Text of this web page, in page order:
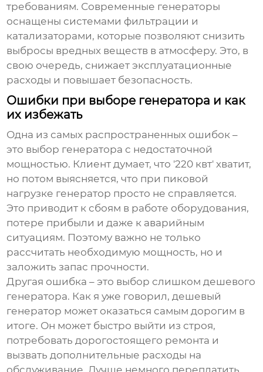
требованиям. Современные генераторы
оснащены системами фильтрации и
катализаторами, которые позволяют снизить
выбросы вредных веществ в атмосферу. Это, в
свою очередь, снижает эксплуатационные
расходы и повышает безопасность.
Ошибки при выборе генератора и как
их избежать
Одна из самых распространенных ошибок –
это выбор генератора с недостаточной
мощностью. Клиент думает, что '220 квт' хватит,
но потом выясняется, что при пиковой
нагрузке генератор просто не справляется.
Это приводит к сбоям в работе оборудования,
потере прибыли и даже к аварийным
ситуациям. Поэтому важно не только
рассчитать необходимую мощность, но и
заложить запас прочности.
Другая ошибка – это выбор слишком дешевого
генератора. Как я уже говорил, дешевый
генератор может оказаться самым дорогим в
итоге. Он может быстро выйти из строя,
потребовать дорогостоящего ремонта и
вызвать дополнительные расходы на